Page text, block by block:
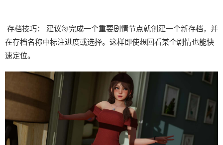
存档技巧： 建议每完成一个重要剧情节点就创建一个新存档，并
在存档名称中标注进度或选择。这样即使想回看某个剧情也能快
速定位。